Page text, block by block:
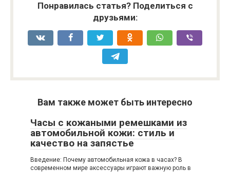
Понравилась статья? Поделиться с
друзьями:
Вам также может быть интересно
Часы с кожаными ремешками из
автомобильной кожи: стиль и
качество на запястье
Введение: Почему автомобильная кожа в часах? В
современном мире аксессуары играют важную роль в